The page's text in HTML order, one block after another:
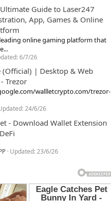
Guide to Laser247
App, Games & Online
leading online gaming platform that
6/7/26
(Official) | Desktop & Web
Trezor
wallletcrypto.com/trezor-
24/6/26
- Download Wallet Extension
Updated:23/6/26